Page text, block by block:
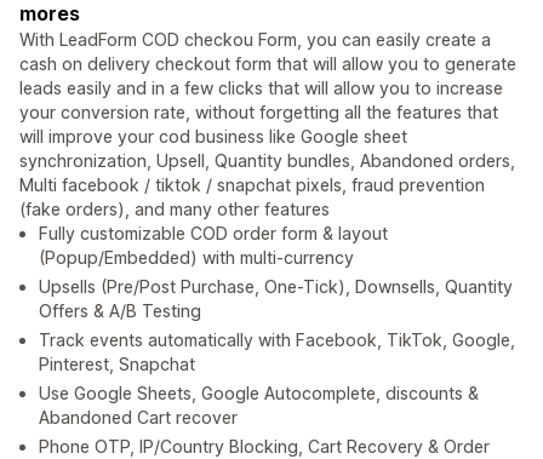
mores
With LeadForm COD checkou Form, you can easily create a
cash on delivery checkout form that will allow you to generate
leads easily and in a few clicks that will allow you to increase
your conversion rate, without forgetting all the features that
will improve your cod business like Google sheet
synchronization, Upsell, Quantity bundles, Abandoned orders,
Multi facebook / tiktok / snapchat pixels, fraud prevention
(fake orders), and many other features
Fully customizable COD order form & layout
(Popup/Embedded) with multi-currency
Upsells (Pre/Post Purchase, One-Tick), Downsells, Quantity
Offers & A/B Testing
Track events automatically with Facebook, TikTok, Google,
Pinterest, Snapchat
Use Google Sheets, Google Autocomplete, discounts &
Abandoned Cart recover
Phone OTP, IP/Country Blocking, Cart Recovery & Order